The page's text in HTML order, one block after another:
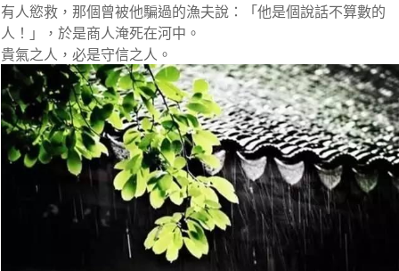
有人慾救，那個曾被他騙過的漁夫說：「他是個說話不算數的
人！」，於是商人淹死在河中。
貴氣之人，必是守信之人。